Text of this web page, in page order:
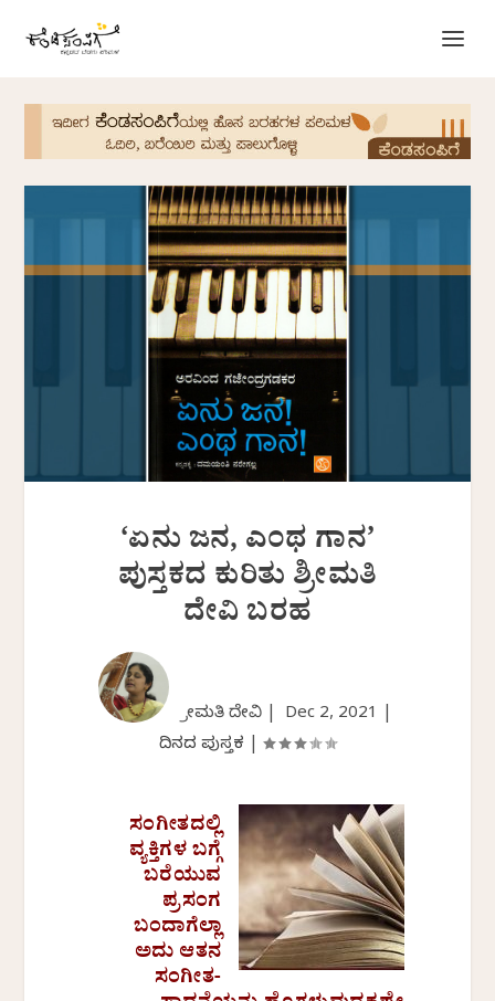
‘ಏನು ಜನ, ಎಂಥ ಗಾನ’
ಪುಸ್ತಕದ ಕುರಿತು ಶ್ರೀಮತಿ
ದೇವಿ ಬರಹ
ಶ್ರೀಮತಿ‌ ದೇವಿ | Dec 2, 2021
ದಿನದ ಪುಸ್ತಕ
ಸಂಗೀತದಲ್ಲಿ
ವ್ಯಕ್ತಿಗಳ ಬಗ್ಗೆ
ಬರೆಯುವ
ಪ್ರಸಂಗ
ಬಂದಾಗೆಲ್ಲಾ
ಅದು ಆತನ
ಸಂಗೀತ-